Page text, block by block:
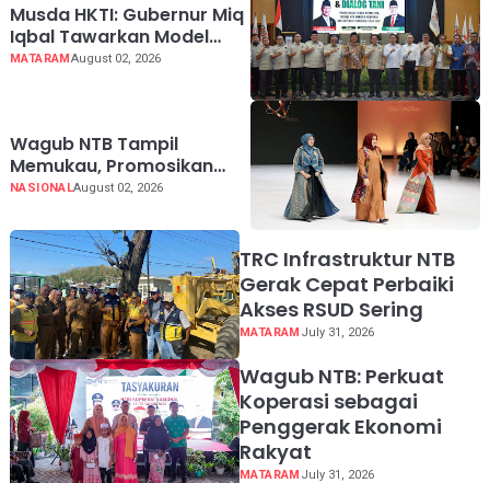
Musda HKTI: Gubernur Miq
Iqbal Tawarkan Model
Pertanian ala FELDA
MATARAMAugust 02, 2026
Wagub NTB Tampil
Memukau, Promosikan
Tenun Daerah di Indonesia
NASIONALAugust 02, 2026
TRC Infrastruktur NTB
Gerak Cepat Perbaiki
Akses RSUD Sering
MATARAM July 31, 2026
Wagub NTB: Perkuat
Koperasi sebagai
Penggerak Ekonomi
Rakyat
MATARAM July 31, 2026